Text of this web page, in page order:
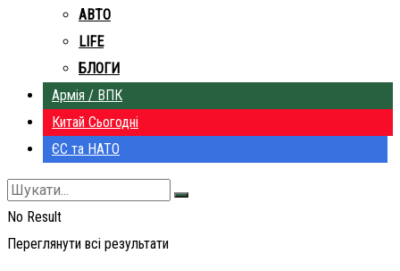
АВТО
LIFE
БЛОГИ
Армія / ВПК
Китай Сьогодні
ЄС та НАТО
No Result
Переглянути всі результати